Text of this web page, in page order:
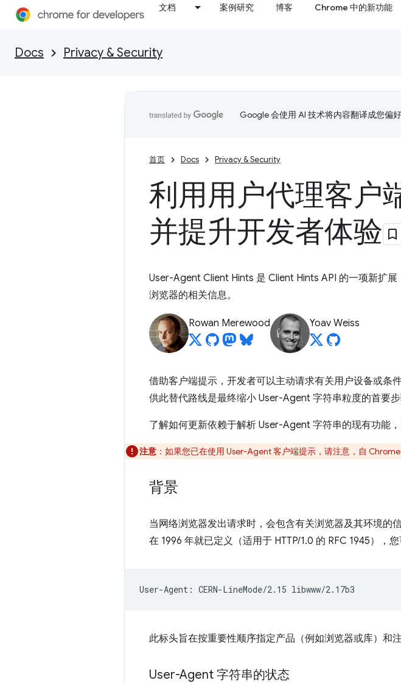
文档 案例研究 博客 Chrome 中的新功能
Docs Privacy & Security
Google 会使用 AI 技术将内容翻译成您偏
首页 Docs Privacy & Security
利用用户代理客户
并提升开发者体验
User-Agent Client Hints 是 Client Hints API 的一项新扩
浏览器的相关信息。
Rowan Merewood Yoav Weiss
借助客户端提示，开发者可以主动请求有关用户设备或条
供此替代路线是最终缩小 User-Agent 字符串粒度的首要步
了解如何更新依赖于解析 User-Agent 字符串的现有功能
注意 ：如果您已在使用 User-Agent 客户端提示，请注意，自
背景
当网络浏览器发出请求时，会包含有关浏览器及其环境的
在 1996 年就已定义（适用于 HTTP/1.0 的 RFC 1945），
此标头旨在按重要性顺序指定产品（例如浏览器或库）和
User-Agent 字符串的状态